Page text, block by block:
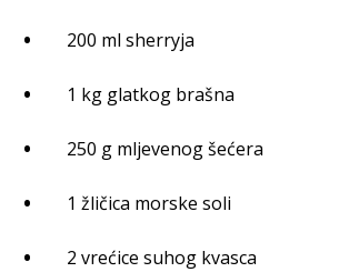
200 ml sherryja
1 kg glatkog brašna
250 g mljevenog šećera
1 žličica morske soli
2 vrećice suhog kvasca